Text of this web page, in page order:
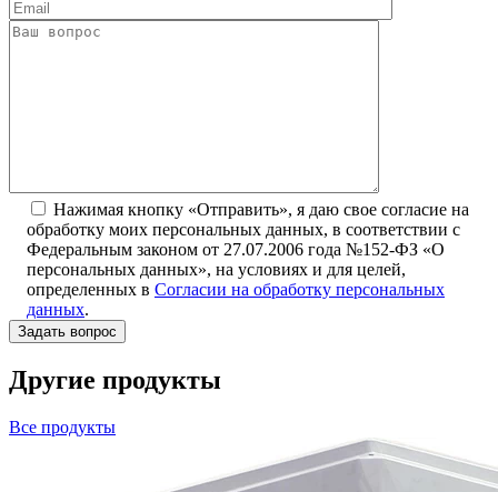
Нажимая кнопку «Отправить», я даю свое согласие на
обработку моих персональных данных, в соответствии с
Федеральным законом от 27.07.2006 года №152-ФЗ «О
персональных данных», на условиях и для целей,
определенных в Согласии на обработку персональных
данных.
Другие продукты
Все продукты